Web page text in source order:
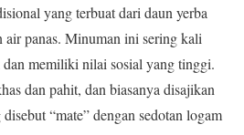
yang terbuat dari daun yerba
air panas. Minuman ini sering kali
memiliki nilai sosial yang tinggi.
dan pahit, dan biasanya disajikan
“mate” dengan sedotan logam